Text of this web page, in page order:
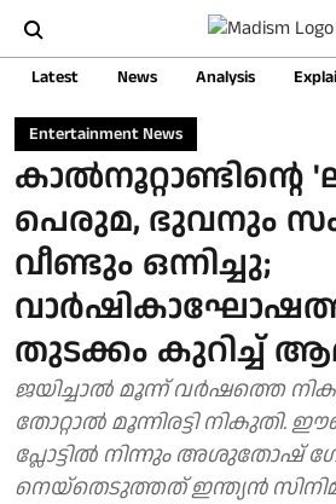
Latest News Analysis
Entertainment News
കാല്‍നൂറ്റാണ്ടിന്റെ
പെരുമ, ഭുവനും
വീണ്ടും ഒന്നിച്ചു;
തുടക്കം കുറിച്ച്
ജയിച്ചാല്‍ മൂന്ന് വര്‍ഷത്തെ
തോറ്റാല്‍ മൂന്നിരട്ടി
പ്ലോട്ടില്‍ നിന്നും അശുതോഷ്
നെയ്‌തെടുത്തത് ഇന്ത്യന്‍